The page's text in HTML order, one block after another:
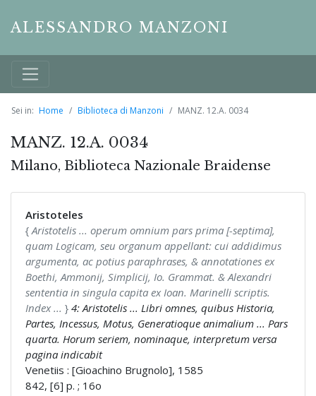
ALESSANDRO MANZONI
Sei in: Home Biblioteca di Manzoni MANZ. 12.A. 0034
MANZ. 12.A. 0034
Milano, Biblioteca Nazionale Braidense
Aristoteles
{Aristotelis ... operum omnium pars prima [-septima],
quam Logicam, seu organum appellant: cui addidimus
argumenta, ac potius paraphrases, & annotationes ex
Boethi, Ammonij, Simplicij, Io. Grammat. & Alexandri
sententia in singula capita ex Ioan. Marinelli scriptis.
Index ... } 4: Aristotelis ... Libri omnes, quibus Historia,
Partes, Incessus, Motus, Generatioque animalium ... Pars
quarta. Horum seriem, nominaque, interpretum versa
pagina indicabit
Venetiis : [Gioachino Brugnolo], 1585
842, [6] p. ; 16o